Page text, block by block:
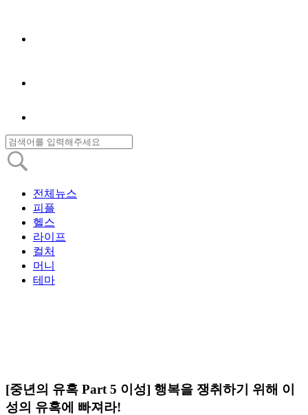
전체뉴스
피플
헬스
라이프
컬처
머니
테마
[중년의 유혹 Part 5 이성] 행복을 쟁취하기 위해 이
성의 유혹에 빠져라!